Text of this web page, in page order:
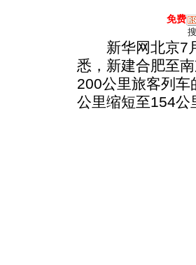
免费
新华网北京7月
悉，新建合肥至
200公里旅客列车
公里缩短至154公